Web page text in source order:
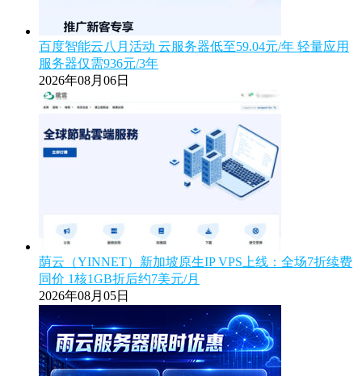
百度智能云八月活动 云服务器低至59.04元/年 轻量应用
服务器仅需936元/3年
2026年08月06日
荫云（YINNET）新加坡原生IP VPS上线：全场7折续费
同价 1核1GB折后约7美元/月
2026年08月05日